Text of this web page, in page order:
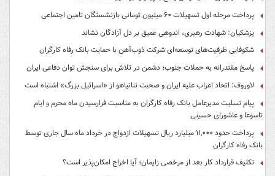
پرداخت مرحله اول تسهیلات ۶۰ میلیون تومانی بازنشستگان تامین اجتماعی
پزشکیان: شهادت رهبری، اندوهی عمیق بر دل آزادگان نشاند
شکوفایی ظرفیت‌های توسعه‌ای شرکت ذوب‌آهن با حمایت‌ بانک رفاه کارگران
پاسخ مقتدرانه به حملات جنوب؛ دشمن در تلاش برای سنجش توان دفاعی ایران
لاوروف: اتحاد اعراب علیه ایران و صحبت نتانیاهو از «اسرائیل بزرگ» اشتباه است
پیام تسلیت مدیرعامل بانک رفاه کارگران به مناسبت فرارسیدن ماه محرم و ایام
تاسوعا و عاشورای حسینی
پرداخت حدود ۱۱,۰۰۰ میلیارد ریال تسهیلات ازدواج در خرداد ماه سال جاری توسط
بانک رفاه کارگران
تکلیف قرارداد کار بعد از مرخصی زایمان؛ آیا اخراج امکان‌پذیر است؟